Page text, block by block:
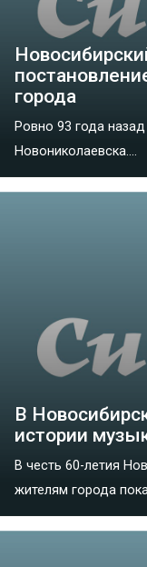
города
Ровно 93 года
Новониколаевска....
В
истории
В честь 60-летия
жителям города